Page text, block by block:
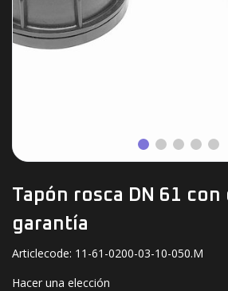
Tapón rosca DN 61
garantía
Articlecode: 11-61-0200-03-10-050.M
Hacer una elección